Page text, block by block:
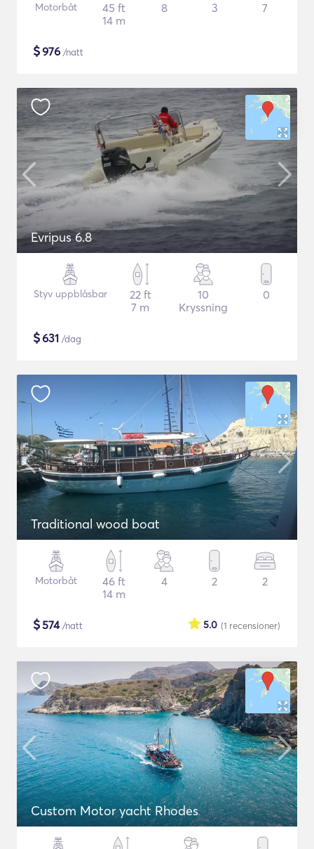
Motorbåt
45 ft
14 m
8 3 7
$976 /natt
Evripus 6.8
Styv uppblåsbar
22 ft
7 m
10
Kryssning
0
$631 /dag
Traditional wood boat
Motorbåt
46 ft
14 m
4 2 2
$574/natt (1 recensioner)
5.0
Custom Motor yacht Rhodes